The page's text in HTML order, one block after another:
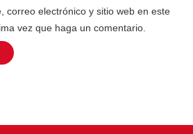
correo electrónico y sitio web en este
vez que haga un comentario.